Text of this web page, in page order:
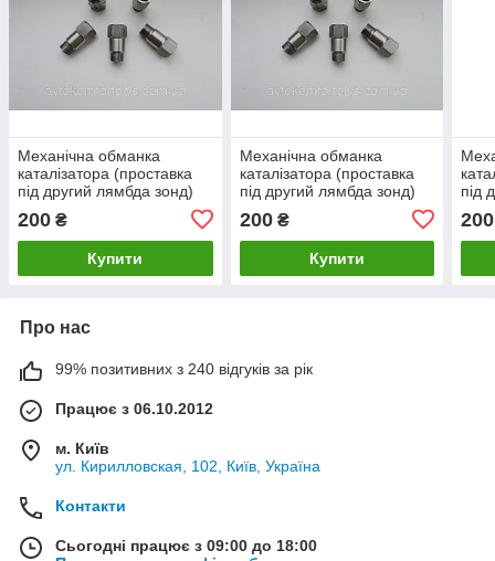
Механічна обманка
каталізатора (проставка
під другий лямбда зонд)
Кімо)
200 ₴
Купити
Механічна обманка
каталізатора (проставка
під другий лямбда зонд)
200₴
Купити
під
200
Про нас
99% позитивних з 240 відгуків за рік
Працює з 06.10.2012
м. Київ
ул. Кирилловская, 102, Київ, Україна
Контакти
Сьогодні працює з 09:00 до 18:00